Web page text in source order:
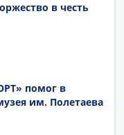
в честь
помог в
им. Полетаева